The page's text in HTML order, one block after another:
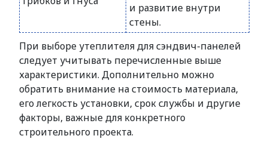
и развитие внутри
стены.
При выборе утеплителя для сэндвич-панелей
следует учитывать перечисленные выше
характеристики. Дополнительно можно
обратить внимание на стоимость материала,
его легкость установки, срок службы и другие
факторы, важные для конкретного
строительного проекта.